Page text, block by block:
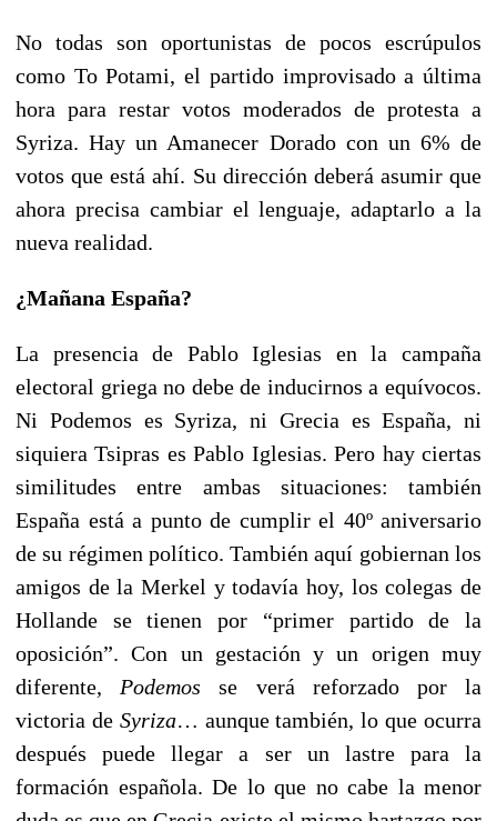
No todas son oportunistas de pocos escrúpulos
como To Potami, el partido improvisado a última
hora para restar votos moderados de protesta a
Syriza. Hay un Amanecer Dorado con un 6% de
votos que está ahí. Su dirección deberá asumir que
ahora precisa cambiar el lenguaje, adaptarlo a la
nueva realidad.
¿Mañana España?
La presencia de Pablo Iglesias en la campaña
electoral griega no debe de inducirnos a equívocos.
Ni Podemos es Syriza, ni Grecia es España, ni
siquiera Tsipras es Pablo Iglesias. Pero hay ciertas
similitudes entre ambas situaciones: también
España está a punto de cumplir el 40º aniversario
de su régimen político. También aquí gobiernan los
amigos de la Merkel y todavía hoy, los colegas de
Hollande se tienen por “primer partido de la
oposición”. Con un gestación y un origen muy
diferente, Podemos se verá reforzado por la
victoria de Syriza… aunque también, lo que ocurra
después puede llegar a ser un lastre para la
formación española. De lo que no cabe la menor